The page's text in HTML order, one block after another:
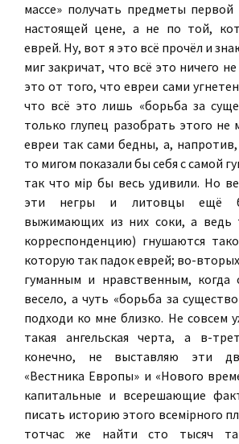
массе» получать предметы
настоящей цене, а не по той,
еврей. Ну, вот я это всё прочёл и
миг закричат, что всё это ничего
это от того, что евреи сами
что всё это лишь «борьба за
только глупец разобрать этого
евреи так сами бедны, а,
то мигом показали бы себя с самой
так что мiр бы весь удивили. Но
эти негры и литовцы ещё
выжимающих из них соки, а ведь
корреспонденцию) гнушаются
которую так падок еврей; во-
гуманным и нравственным,
весело, а чуть «борьба за
подходи ко мне близко. Не совсем
такая ангельская черта, а в-
конечно, не выставляю эти
«Вестника Европы» и «Нового
капитальные и всерешающие
писать историю этого всемiрного
тотчас же найти сто тысяч